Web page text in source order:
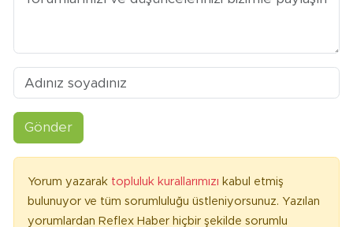
Gönder
Yorum yazarak topluluk kurallarımızı kabul etmiş
bulunuyor ve tüm sorumluluğu üstleniyorsunuz. Yazılan
yorumlardan Reflex Haber hiçbir şekilde sorumlu